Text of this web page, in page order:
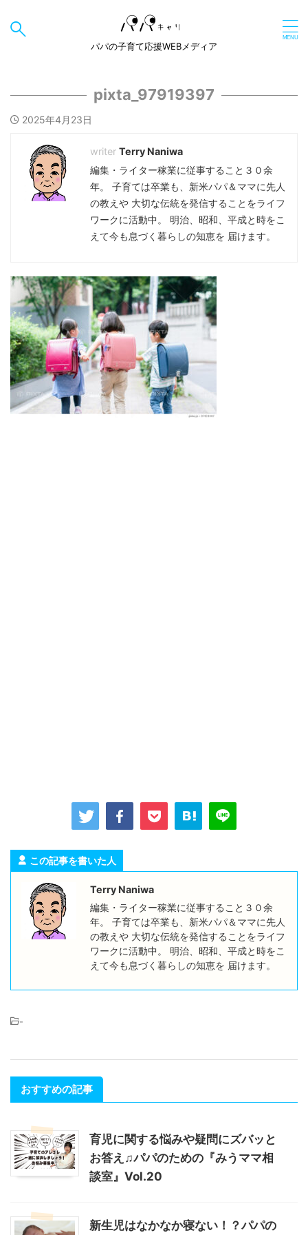
パパの子育て応援WEBメディア
pixta_97919397
2025年4月23日
Terry Naniwa
編集・ライター稼業に従事すること３０余
年。 子育ては卒業も、新米パパ＆ママに先人
の教えや 大切な伝統を発信することをライフ
ワークに活動中。 明治、昭和、平成と時をこ
えて今も息づく暮らしの知恵を 届けます。
この記事を書いた人
Terry Naniwa
編集・ライター稼業に従事すること３０余
年。 子育ては卒業も、新米パパ＆ママに先人
の教えや 大切な伝統を発信することをライフ
ワークに活動中。 明治、昭和、平成と時をこ
えて今も息づく暮らしの知恵を 届けます。
-
おすすめの記事
育児に関する悩みや疑問にズバッと
お答え♫パパのための『みうママ相
談室』Vol.20
新生児はなかなか寝ない！？パパの